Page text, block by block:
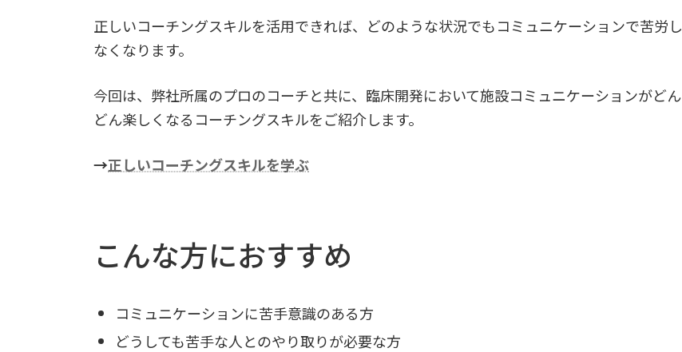
正しいコーチングスキルを活用できれば、どのような状況でもコミュニケーションで苦労し
なくなります。
今回は、弊社所属のプロのコーチと共に、臨床開発において施設コミュニケーションがどん
どん楽しくなるコーチングスキルをご紹介します。
→正しいコーチングスキルを学ぶ
こんな方におすすめ
コミュニケーションに苦手意識のある方
どうしても苦手な人とのやり取りが必要な方